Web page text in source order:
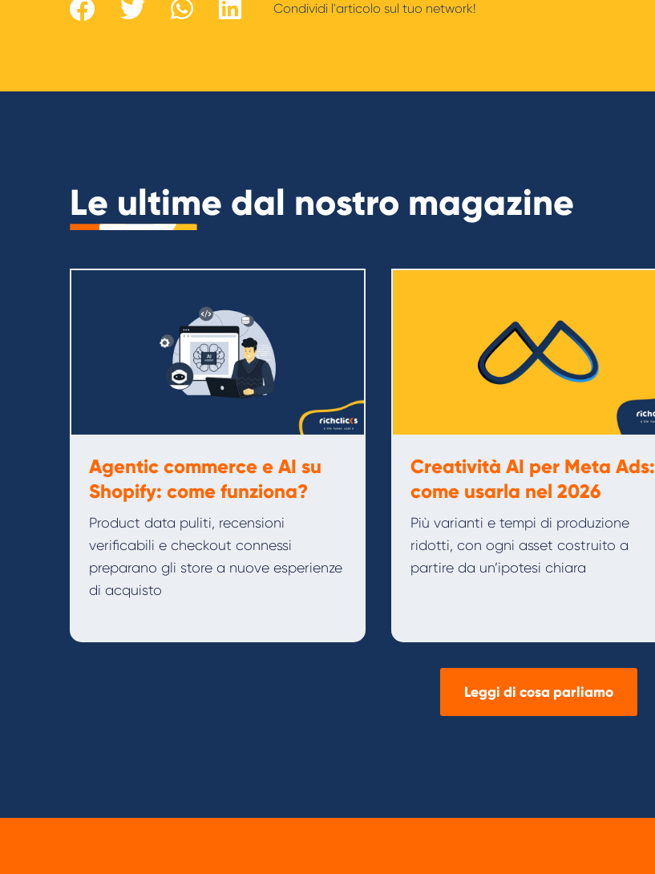
Condividi l'articolo sul tuo network!
Le ultime dal nostro magazine
Agentic commerce e AI su
Shopify: come funziona?
Product data puliti, recensioni
verificabili e checkout connessi
preparano gli store a nuove esperienze
di acquisto
Creatività AI per Meta Ads:
come usarla nel 2026
Più varianti e tempi di produzione
ridotti, con ogni asset costruito a
partire da un’ipotesi chiara
Leggi di cosa parliamo